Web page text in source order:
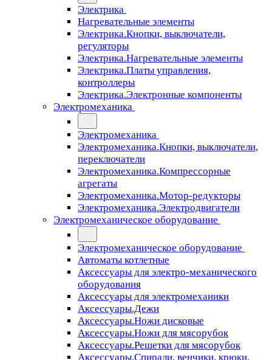
Электрика
Нагревательные элементы
Электрика.Кнопки, выключатели,
регуляторы
Электрика.Нагревательные элементы
Электрика.Платы управления,
контроллеры
Электрика.Электронные компоненты
Электромеханика
Электромеханика
Электромеханика.Кнопки, выключатели,
переключатели
Электромеханика.Компрессорные
агрегаты
Электромеханика.Мотор-редукторы
Электромеханика.Электродвигатели
Электромеханическое оборудование
Электромеханическое оборудование
Автоматы котлетные
Аксессуары для электро-механического
оборудования
Аксессуары для электромеханики
Аксессуары.Дежи
Аксессуары.Ножи дисковые
Аксессуары.Ножи для мясорубок
Аксессуары.Решетки для мясорубок
Аксессуары.Спирали, венчики, крюки,